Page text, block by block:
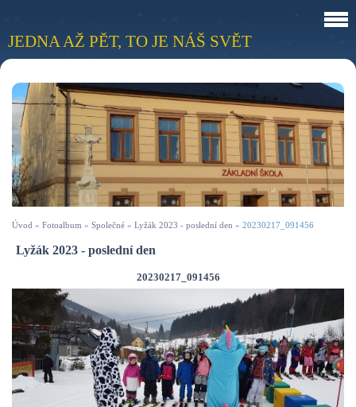
JEDNA AŽ PĚT, TO JE NÁŠ SVĚT
Úvod » Fotoalbum » Společné » Lyžák 2023 - poslední den » 20230217_091456
Lyžák 2023 - poslední den
20230217_091456